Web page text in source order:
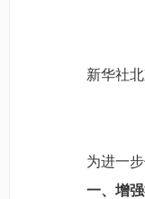
新华社
为进一
一、增